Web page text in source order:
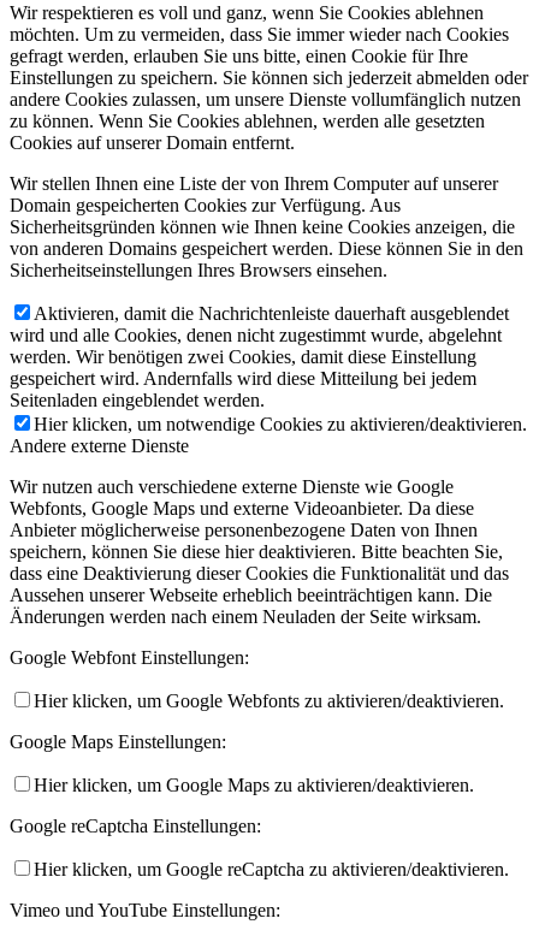
Wir respektieren es voll und ganz, wenn Sie Cookies ablehnen
möchten. Um zu vermeiden, dass Sie immer wieder nach Cookies
gefragt werden, erlauben Sie uns bitte, einen Cookie für Ihre
Einstellungen zu speichern. Sie können sich jederzeit abmelden oder
andere Cookies zulassen, um unsere Dienste vollumfänglich nutzen
zu können. Wenn Sie Cookies ablehnen, werden alle gesetzten
Cookies auf unserer Domain entfernt.
Wir stellen Ihnen eine Liste der von Ihrem Computer auf unserer
Domain gespeicherten Cookies zur Verfügung. Aus
Sicherheitsgründen können wie Ihnen keine Cookies anzeigen, die
von anderen Domains gespeichert werden. Diese können Sie in den
Sicherheitseinstellungen Ihres Browsers einsehen.
Aktivieren, damit die Nachrichtenleiste dauerhaft ausgeblendet
wird und alle Cookies, denen nicht zugestimmt wurde, abgelehnt
werden. Wir benötigen zwei Cookies, damit diese Einstellung
gespeichert wird. Andernfalls wird diese Mitteilung bei jedem
Seitenladen eingeblendet werden.
Hier klicken, um notwendige Cookies zu aktivieren/deaktivieren.
Andere externe Dienste
Wir nutzen auch verschiedene externe Dienste wie Google
Webfonts, Google Maps und externe Videoanbieter. Da diese
Anbieter möglicherweise personenbezogene Daten von Ihnen
speichern, können Sie diese hier deaktivieren. Bitte beachten Sie,
dass eine Deaktivierung dieser Cookies die Funktionalität und das
Aussehen unserer Webseite erheblich beeinträchtigen kann. Die
Änderungen werden nach einem Neuladen der Seite wirksam.
Google Webfont Einstellungen:
Hier klicken, um Google Webfonts zu aktivieren/deaktivieren.
Google Maps Einstellungen:
Hier klicken, um Google Maps zu aktivieren/deaktivieren.
Google reCaptcha Einstellungen:
Hier klicken, um Google reCaptcha zu aktivieren/deaktivieren.
Vimeo und YouTube Einstellungen: